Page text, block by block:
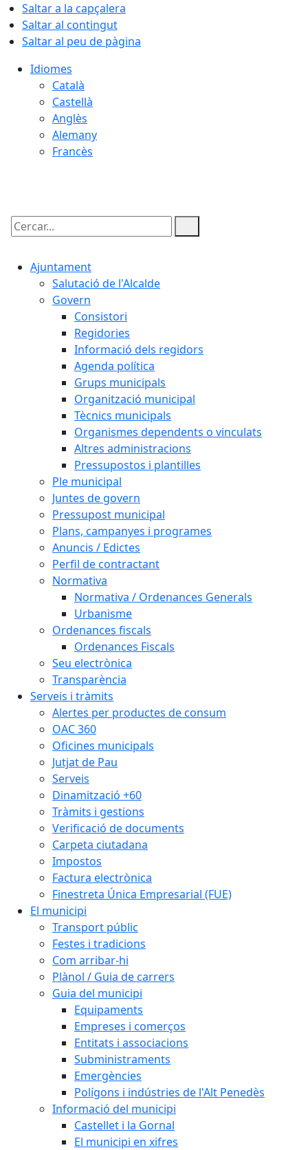
Saltar a la capçalera
Saltar al contingut
Saltar al peu de pàgina
Idiomes
Català
Castellà
Anglès
Alemany
Francès
Cercar:
Ajuntament
Salutació de l'Alcalde
Govern
Consistori
Regidories
Informació dels regidors
Agenda política
Grups municipals
Organització municipal
Tècnics municipals
Organismes dependents o vinculats
Altres administracions
Pressupostos i plantilles
Ple municipal
Juntes de govern
Pressupost municipal
Plans, campanyes i programes
Anuncis / Edictes
Perfil de contractant
Normativa
Normativa / Ordenances Generals
Urbanisme
Ordenances fiscals
Ordenances Fiscals
Seu electrònica
Transparència
Serveis i tràmits
Alertes per productes de consum
OAC 360
Oficines municipals
Jutjat de Pau
Serveis
Dinamització +60
Tràmits i gestions
Verificació de documents
Carpeta ciutadana
Impostos
Factura electrònica
Finestreta Única Empresarial (FUE)
El municipi
Transport públic
Festes i tradicions
Com arribar-hi
Plànol / Guia de carrers
Guia del municipi
Equipaments
Empreses i comerços
Entitats i associacions
Subministraments
Emergències
Polígons i indústries de l'Alt Penedès
Informació del municipi
Castellet i la Gornal
El municipi en xifres